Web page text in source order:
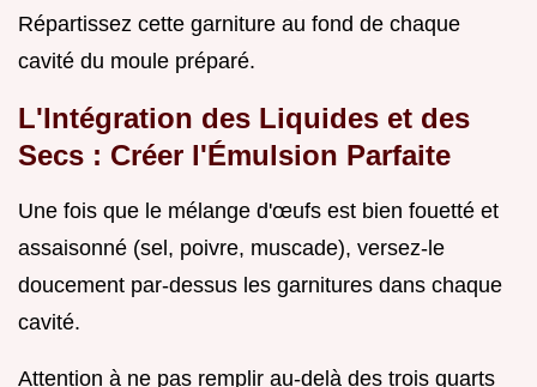
Répartissez cette garniture au fond de chaque
cavité du moule préparé.
L'Intégration des Liquides et des
Secs : Créer l'Émulsion Parfaite
Une fois que le mélange d'œufs est bien fouetté et
assaisonné (sel, poivre, muscade), versez-le
doucement par-dessus les garnitures dans chaque
cavité.
Attention à ne pas remplir au-delà des trois quarts